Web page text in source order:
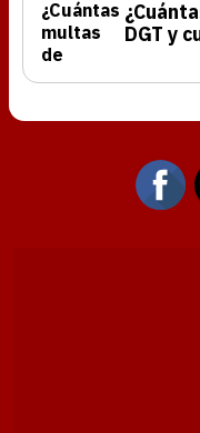
DGT y